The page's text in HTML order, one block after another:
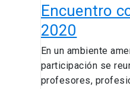
Encuentro
2020
En un ambiente
participación se
profesores,